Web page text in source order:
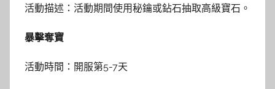
活動描述：活動期間使用秘鑰或鉆石抽取高級寶石。
暴擊奪寶
活動時間：開服第5-7天